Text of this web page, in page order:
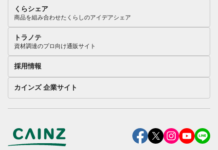
くらシェア
商品を組み合わせたくらしのアイデアシェア
トラノテ
資材調達のプロ向け通販サイト
採用情報
カインズ 企業サイト